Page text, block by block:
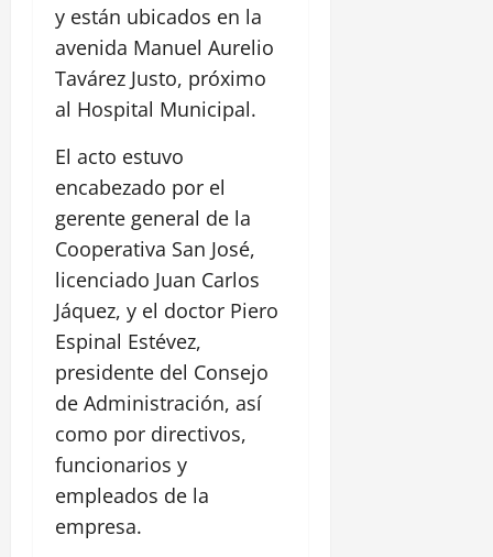
y están ubicados en la
avenida Manuel Aurelio
Tavárez Justo, próximo
al Hospital Municipal.
El acto estuvo
encabezado por el
gerente general de la
Cooperativa San José,
licenciado Juan Carlos
Jáquez, y el doctor Piero
Espinal Estévez,
presidente del Consejo
de Administración, así
como por directivos,
funcionarios y
empleados de la
empresa.